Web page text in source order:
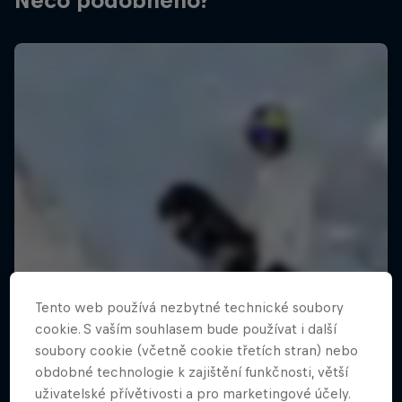
Tento web používá nezbytné technické soubory
cookie. S vaším souhlasem bude používat i další
soubory cookie (včetně cookie třetích stran) nebo
obdobné technologie k zajištění funkčnosti, větší
uživatelské přívětivosti a pro marketingové účely.